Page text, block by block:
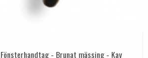
- Brunat mässing - Kay